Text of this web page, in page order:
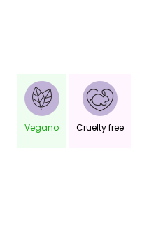
Vegano Cruelty free